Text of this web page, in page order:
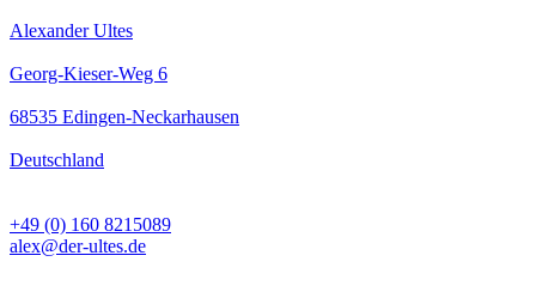
Alexander Ultes
Georg-Kieser-Weg 6
68535 Edingen-Neckarhausen
Deutschland
+49 (0) 160 8215089
alex@der-ultes.de